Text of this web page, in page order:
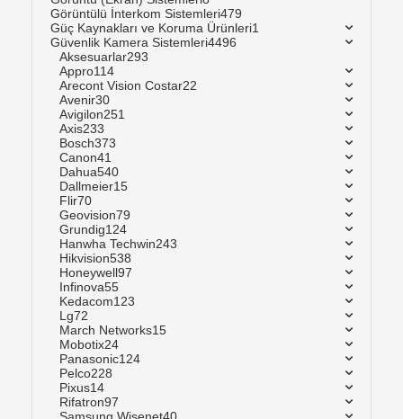
Görüntülü İnterkom Sistemleri479
Güç Kaynakları ve Koruma Ürünleri1
Güvenlik Kamera Sistemleri4496
Aksesuarlar293
Appro114
Arecont Vision Costar22
Avenir30
Avigilon251
Axis233
Bosch373
Canon41
Dahua540
Dallmeier15
Flir70
Geovision79
Grundig124
Hanwha Techwin243
Hikvision538
Honeywell97
Infinova55
Kedacom123
Lg72
March Networks15
Mobotix24
Panasonic124
Pelco228
Pixus14
Rifatron97